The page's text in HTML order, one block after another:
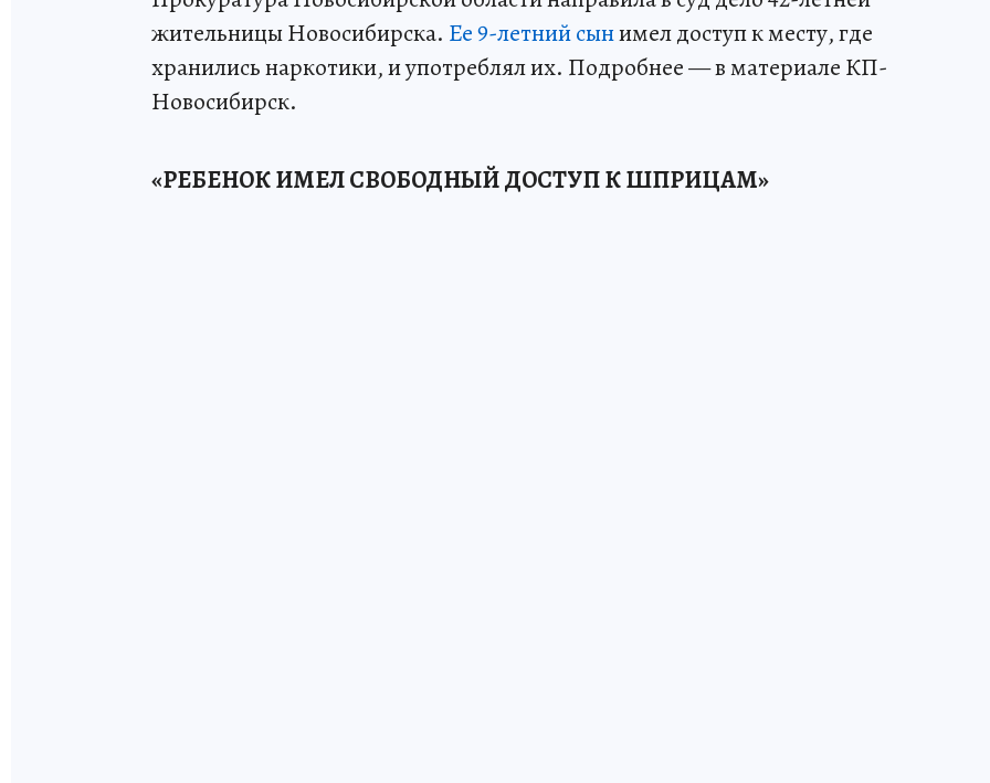
жительницы Новосибирска. Ее 9-летний сынимел доступ к месту, где
хранились наркотики, и употреблял их. Подробнее — в материале КП-
Новосибирск.
«РЕБЕНОК ИМЕЛ СВОБОДНЫЙ ДОСТУП К ШПРИЦАМ»